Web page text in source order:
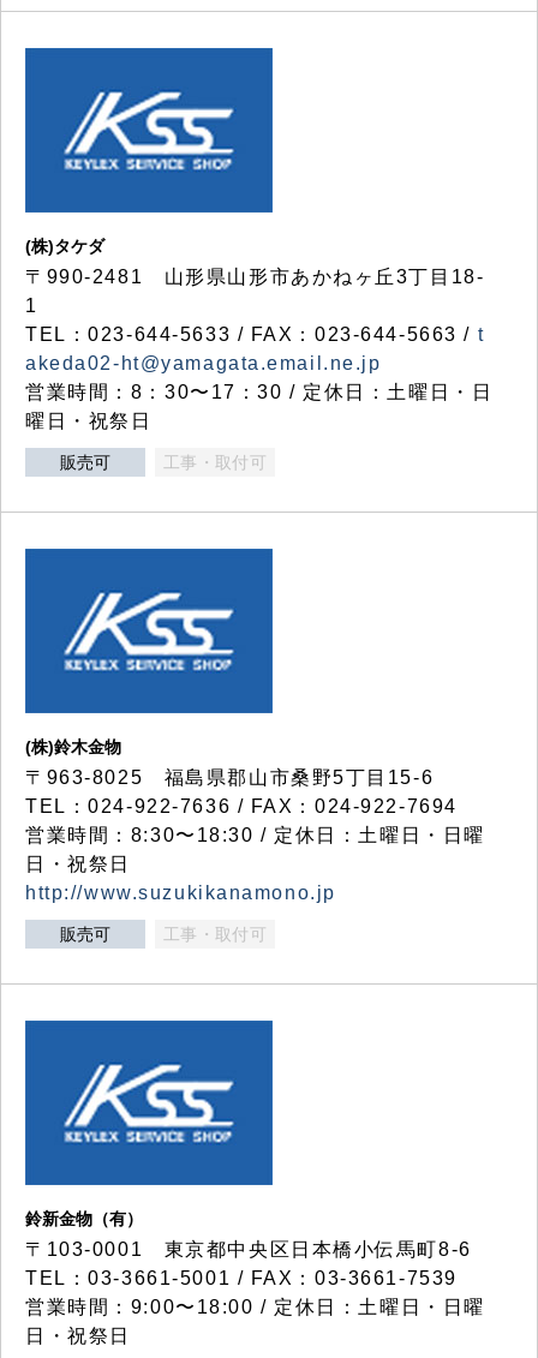
(株)タケダ
〒990-2481 山形県山形市あかねヶ丘3丁目18-
1
TEL：023-644-5633 / FAX：023-644-5663 / t
akeda02-ht@yamagata.email.ne.jp
営業時間：8：30〜17：30 / 定休日：土曜日・日
曜日・祝祭日
販売可 工事・取付可
(株)鈴木金物
〒963-8025 福島県郡山市桑野5丁目15-6
TEL：024-922-7636 / FAX：024-922-7694
営業時間：8:30〜18:30 / 定休日：土曜日・日曜
日・祝祭日
http://www.suzukikanamono.jp
販売可 工事・取付可
鈴新金物（有）
〒103-0001 東京都中央区日本橋小伝馬町8-6
TEL：03-3661-5001 / FAX：03-3661-7539
営業時間：9:00〜18:00 / 定休日：土曜日・日曜
日・祝祭日